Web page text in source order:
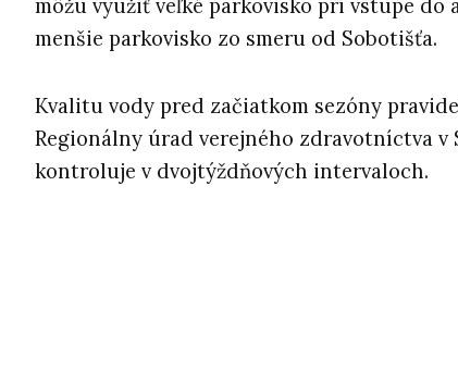
môžu využiť veľké parkovisko pri vstupe do
menšie parkovisko zo smeru od Sobotišťa.
Kvalitu vody pred začiatkom sezóny
Regionálny úrad verejného zdravotníctva v
kontroluje v dvojtýždňových intervaloch.